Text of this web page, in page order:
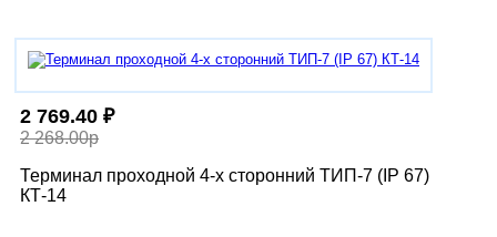
2 769.40 ₽
2 268.00р
Терминал проходной 4-х сторонний ТИП-7 (IP 67)
КТ-14